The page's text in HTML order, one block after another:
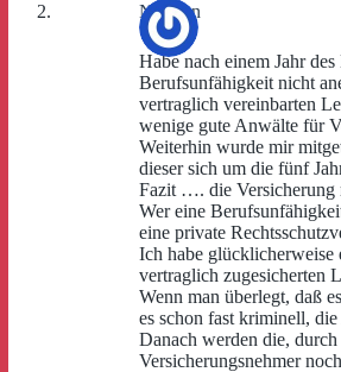
Norman
Habe nach einem Jahr
Berufsunfähigkeit nicht
vertraglich vereinbarten
wenige gute Anwälte für
Weiterhin wurde mir
dieser sich um die fünf
Fazit …. die Versicherung
Wer eine
eine private
Ich habe glücklicherweise
vertraglich zugesicherten
Wenn man überlegt, daß
es schon fast kriminell,
Danach werden die,
Versicherungsnehmer